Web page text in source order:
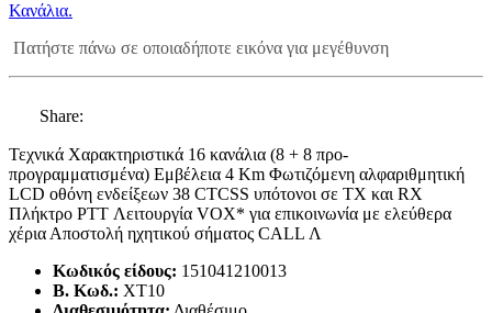
Πατήστε πάνω σε οποιαδήποτε εικόνα για μεγέθυνση
Share:
Τεχνικά Χαρακτηριστικά 16 κανάλια (8 + 8 προ-
προγραμματισμένα) Εμβέλεια 4 Km Φωτιζόμενη αλφαριθμητική
LCD οθόνη ενδείξεων 38 CTCSS υπότονοι σε ΤΧ και RX
Πλήκτρο PTT Λειτουργία VOX* για επικοινωνία με ελεύθερα
χέρια Αποστολή ηχητικού σήματος CALL Λ
Κωδικός είδους: 151041210013
B. Κωδ.: XT10